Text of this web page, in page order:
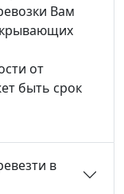
Вам
от
быть срок
в